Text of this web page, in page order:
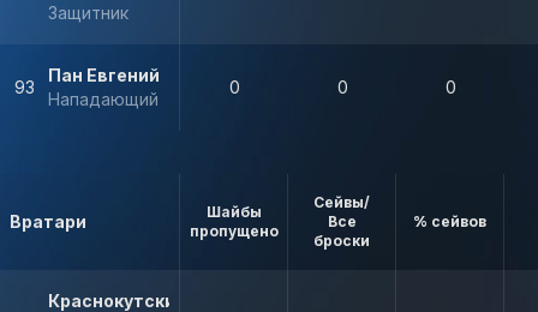
Защитник
93
Пан Евгений
Нападающий
0 0 0
Вратари
Шайбы
пропущено
Сейвы/
Все
броски
% сейвов
Краснокутский